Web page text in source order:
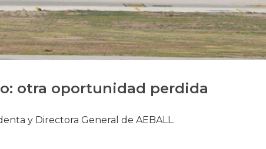
Història
Galeria de Presidents
Biblioteca Arxiu
otra oportunidad perdida
y Directora General de AEBALL.